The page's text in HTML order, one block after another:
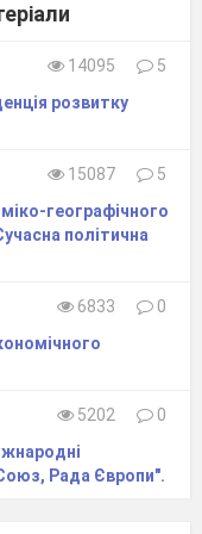
меж і складу та
суспільства, чи
частини.
визначення
України "Про
чено, що під
розуміють
значенні термін
денній практиці
дослідженнях в
14095
5
розвитку
15087
5
географічного
політична
6833
0
5202
0
Союз, Рада Європи".